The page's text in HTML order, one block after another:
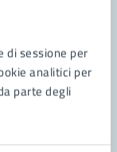
di sessione per
analitici per
parte degli